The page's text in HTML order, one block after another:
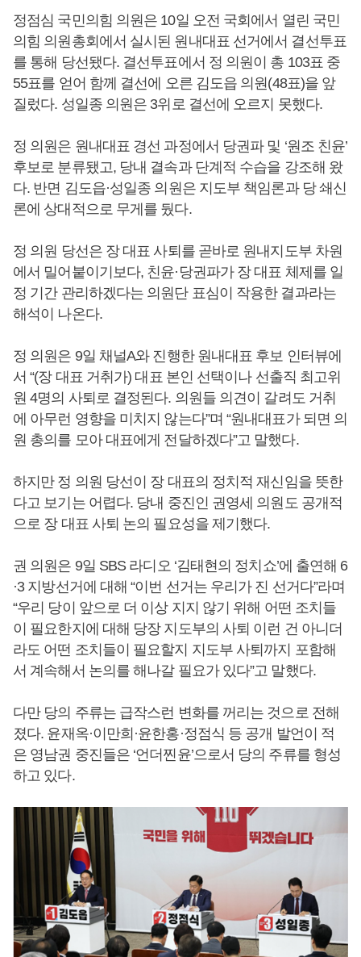
정점심 국민의힘 의원은 10일 오전 국회에서 열린 국민
의힘 의원총회에서 실시된 원내대표 선거에서 결선투표
를 통해 당선됐다. 결선투표에서 정 의원이 총 103표 중
55표를 얻어 함께 결선에 오른 김도읍 의원(48표)을 앞
질렀다. 성일종 의원은 3위로 결선에 오르지 못했다.
정 의원은 원내대표 경선 과정에서 당권파 및 ‘원조 친윤’
후보로 분류됐고, 당내 결속과 단계적 수습을 강조해 왔
다. 반면 김도읍·성일종 의원은 지도부 책임론과 당 쇄신
론에 상대적으로 무게를 뒀다.
정 의원 당선은 장 대표 사퇴를 곧바로 원내지도부 차원
에서 밀어붙이기보다, 친윤·당권파가 장 대표 체제를 일
정 기간 관리하겠다는 의원단 표심이 작용한 결과라는
해석이 나온다.
정 의원은 9일 채널A와 진행한 원내대표 후보 인터뷰에
서 “(장 대표 거취가) 대표 본인 선택이나 선출직 최고위
원 4명의 사퇴로 결정된다. 의원들 의견이 갈려도 거취
에 아무런 영향을 미치지 않는다”며 “원내대표가 되면 의
원 총의를 모아 대표에게 전달하겠다”고 말했다.
하지만 정 의원 당선이 장 대표의 정치적 재신임을 뜻한
다고 보기는 어렵다. 당내 중진인 권영세 의원도 공개적
으로 장 대표 사퇴 논의 필요성을 제기했다.
권 의원은 9일 SBS 라디오 ‘김태현의 정치쇼’에 출연해 6
·3 지방선거에 대해 “이번 선거는 우리가 진 선거다”라며
“우리 당이 앞으로 더 이상 지지 않기 위해 어떤 조치들
이 필요한지에 대해 당장 지도부의 사퇴 이런 건 아니더
라도 어떤 조치들이 필요할지 지도부 사퇴까지 포함해
서 계속해서 논의를 해나갈 필요가 있다”고 말했다.
다만 당의 주류는 급작스런 변화를 꺼리는 것으로 전해
졌다. 윤재옥·이만희·윤한홍·정점식 등 공개 발언이 적
은 영남권 중진들은 ‘언더찐윤’으로서 당의 주류를 형성
하고 있다.